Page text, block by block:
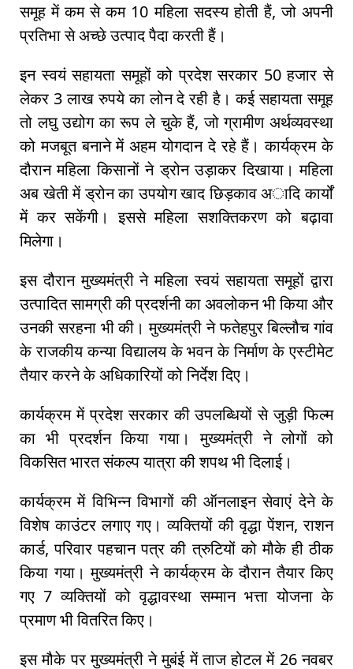
समूह में कम से कम 10 महिला सदस्य होती हैं, जो अपनी
प्रतिभा से अच्छे उत्पाद पैदा करती हैं।
इन स्वयं सहायता समूहों को प्रदेश सरकार 50 हजार से
लेकर 3 लाख रुपये का लोन दे रही है। कई सहायता समूह
तो लघु उद्योग का रूप ले चुके हैं, जो ग्रामीण अर्थव्यवस्था
को मजबूत बनाने में अहम योगदान दे रहे हैं। कार्यक्रम के
दौरान महिला किसानों ने ड्रोन उड़ाकर दिखाया। महिला
अब खेती में ड्रोन का उपयोग खाद छिड़काव अादि कार्यों
में कर सकेंगी। इससे महिला सशक्तिकरण को बढ़ावा
मिलेगा।
इस दौरान मुख्यमंत्री ने महिला स्वयं सहायता समूहों द्वारा
उत्पादित सामग्री की प्रदर्शनी का अवलोकन भी किया और
उनकी सरहना भी की। मुख्यमंत्री ने फतेहपुर बिल्लौच गांव
के राजकीय कन्या विद्यालय के भवन के निर्माण के एस्टीमेट
तैयार करने के अधिकारियों को निर्देश दिए।
कार्यक्रम में प्रदेश सरकार की उपलब्धियों से जुड़ी फिल्म
का भी प्रदर्शन किया गया। मुख्यमंत्री ने लोगों को
विकसित भारत संकल्प यात्रा की शपथ भी दिलाई।
कार्यक्रम में विभिन्न विभागों की ऑनलाइन सेवाएं देने के
विशेष काउंटर लगाए गए। व्यक्तियों की वृद्धा पेंशन, राशन
कार्ड, परिवार पहचान पत्र की त्रुटियों को मौके ही ठीक
किया गया। मुख्यमंत्री ने कार्यक्रम के दौरान तैयार किए
गए 7 व्यक्तियों को वृद्धावस्था सम्मान भत्ता योजना के
प्रमाण भी वितरित किए।
इस मौके पर मुख्यमंत्री ने मुबंई में ताज होटल में 26 नवबर